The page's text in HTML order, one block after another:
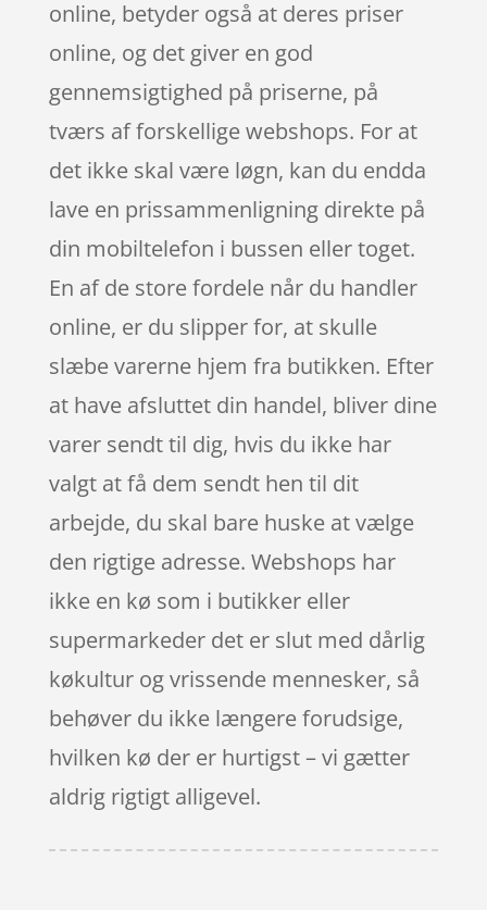
online, betyder også at deres priser
online, og det giver en god
gennemsigtighed på priserne, på
tværs af forskellige webshops. For at
det ikke skal være løgn, kan du endda
lave en prissammenligning direkte på
din mobiltelefon i bussen eller toget.
En af de store fordele når du handler
online, er du slipper for, at skulle
slæbe varerne hjem fra butikken. Efter
at have afsluttet din handel, bliver dine
varer sendt til dig, hvis du ikke har
valgt at få dem sendt hen til dit
arbejde, du skal bare huske at vælge
den rigtige adresse. Webshops har
ikke en kø som i butikker eller
supermarkeder det er slut med dårlig
køkultur og vrissende mennesker, så
behøver du ikke længere forudsige,
hvilken kø der er hurtigst – vi gætter
aldrig rigtigt alligevel.